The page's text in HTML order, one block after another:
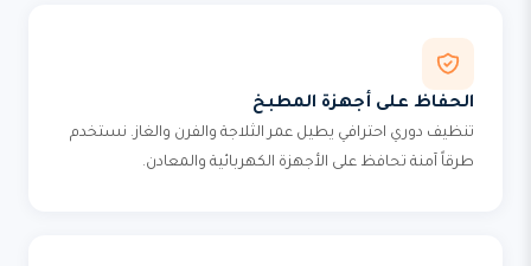
الحفاظ على أجهزة المطبخ
تنظيف دوري احترافي يطيل عمر الثلاجة والفرن والغاز. نستخدم
طرقاً آمنة تحافظ على الأجهزة الكهربائية والمعادن.